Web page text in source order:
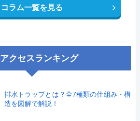
コラム一覧を見る
アクセスランキング
排水トラップとは？全7種類の仕組み・構
造を図解で解説！